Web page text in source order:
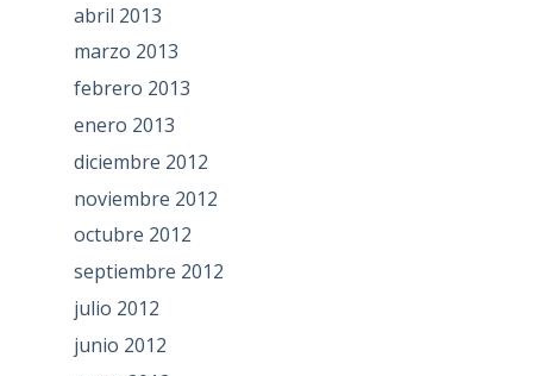
abril 2013
marzo 2013
febrero 2013
enero 2013
diciembre 2012
noviembre 2012
octubre 2012
septiembre 2012
julio 2012
junio 2012